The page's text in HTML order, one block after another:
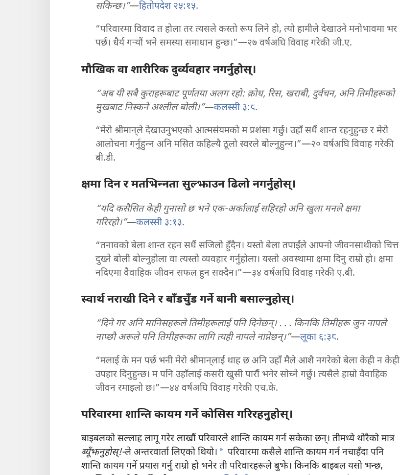
सकिन्छ।”—हितोपदेश २५:१५.
“परिवारमा विवाद त होला तर त्यसले कस्तो रूप लिने हो, त्यो हामीले देखाउने मनोभावमा भर
पर्छ। धैर्य गऱ्‍यौं भने समस्या समाधान हुन्छ।”—२७ वर्षअघि विवाह गरेकी जी.ए.
मौखिक वा शारीरिक दुर्व्यवहार नगर्नुहोस्‌।
“अब यी सबै कुराहरूबाट पूर्णतया अलग रहो: क्रोध, रिस, खराबी, दुर्वचन, अनि तिमीहरूको
मुखबाट निस्कने अश्‍लील बोली।”—कलस्सी ३:८.
“मेरो श्रीमान्‌ले देखाउनुभएको आत्मसंयमको म प्रशंसा गर्छु। उहाँ सधैं शान्त रहनुहुन्छ र मेरो
आलोचना गर्नुहुन्‍न अनि मसित कहिल्यै ठूलो स्वरले बोल्नुहुन्‍न।”—२० वर्षअघि विवाह गरेकी
बी.डी.
क्षमा दिन र मतभिन्‍नता सुल्झाउन ढिलो नगर्नुहोस्‌।
“यदि कसैसित केही गुनासो छ भने एक-अर्कालाई सहिरहो अनि खुला मनले क्षमा
गरिरहो।”—कलस्सी ३:१३.
“तनावको बेला शान्त रहन सधैं सजिलो हुँदैन। यस्तो बेला तपाईंले आफ्नो जीवनसाथीको चित्त
दुख्ने बोली बोल्नुहोला वा त्यस्तो व्यवहार गर्नुहोला। यस्तो अवस्थामा क्षमा दिनु राम्रो हो। क्षमा
नदिएमा वैवाहिक जीवन सफल हुन सक्दैन।”—३४ वर्षअघि विवाह गरेकी ए.बी.
स्वार्थ नराखी दिने र बाँडचुँड गर्ने बानी बसाल्नुहोस्‌।
“दिने गर अनि मानिसहरूले तिमीहरूलाई पनि दिनेछन्‌। . . . किनकि तिमीहरू जुन नापले
नाप्छौ अरूले पनि तिमीहरूका लागि त्यही नापले नाप्नेछन्‌।”—लूका ६:३८.
“मलाई के मन पर्छ भनी मेरो श्रीमान्‌लाई थाह छ अनि उहाँ मैले आशै नगरेको बेला केही न केही
उपहार दिनुहुन्छ। म पनि उहाँलाई कसरी खुसी पारौं भनेर सोच्ने गर्छु। त्यसैले हाम्रो वैवाहिक
जीवन रमाइलो छ।”—४४ वर्षअघि विवाह गरेकी एच.के.
परिवारमा शान्ति कायम गर्ने कोसिस गरिरहनुहोस्‌।
बाइबलको सल्लाह लागू गरेर लाखौं परिवारले शान्ति कायम गर्न सकेका छन्‌। तीमध्ये थोरैको मात्र
ब्यूँझनुहोस्‌!-ले अन्तरवार्ता लिएको थियो। a परिवारमा कसैले शान्ति कायम गर्न नचाहँदा पनि
शान्ति कायम गर्ने प्रयास गर्नु राम्रो हो भनेर ती परिवारहरूले बुझे। किनकि बाइबल यसो भन्छ,